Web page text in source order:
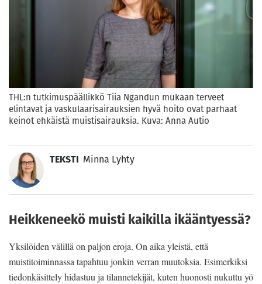
THL:n tutkimuspäällikkö Tiia Ngandun mukaan terveet
elintavat ja vaskulaarisairauksien hyvä hoito ovat parhaat
keinot ehkäistä muistisairauksia. Kuva: Anna Autio
TEKSTI Minna Lyhty
Heikkeneekö muisti kaikilla ikääntyessä?
Yksilöiden välillä on paljon eroja. On aika yleistä, että
muistitoiminnassa tapahtuu jonkin verran muutoksia. Esimerkiksi
tiedonkäsittely hidastuu ja tilannetekijät, kuten huonosti nukuttu yö